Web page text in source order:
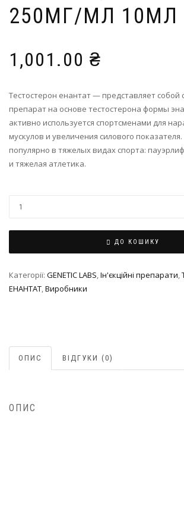
250МГ/МЛ 10МЛ
1,001.00 ₴
Тестостерон енантат — представляет собой
препарат на основе тестостерона формы
активно используется спортсменами для
мускулов и увеличения силового
популярно в тяжелых видах спорта:
и тяжелая атлетика.
ДО КОШИКУ
Категорії: GENETIC LABS,Ін'єкційні препарати,
ЕНАНТАТ,Виробники
ОПИС ВІДГУКИ (0)
ОПИС